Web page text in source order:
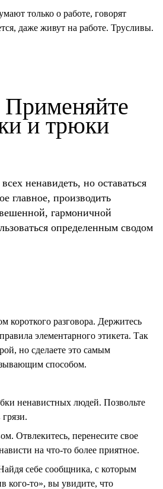
только о работе, говорят
даже живут на работе. Трусливы.
и трюки
ненавидеть, но оставаться
главное, производить
гармоничной
определенным сводом
короткого разговора. Держитесь
элементарного этикета. Так
но сделаете это самым
способом.
ненавистных людей. Позвольте
Отвлекитесь, перенесите свое
на что-то более приятное.
себе сообщника, с которым
кого-то», вы увидите, что